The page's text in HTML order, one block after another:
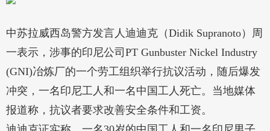
中苏拉威西岛警方发言人迪迪克（Didik Supranoto）周
一表示，涉事的印尼公司PT Gunbuster Nickel Industry
(GNI)冶炼厂的一个劳工组织举行抗议活动，随后爆发
冲突，一名印尼工人和一名中国工人死亡。当地媒体
报道称，抗议者要求改善安全条件和工资。